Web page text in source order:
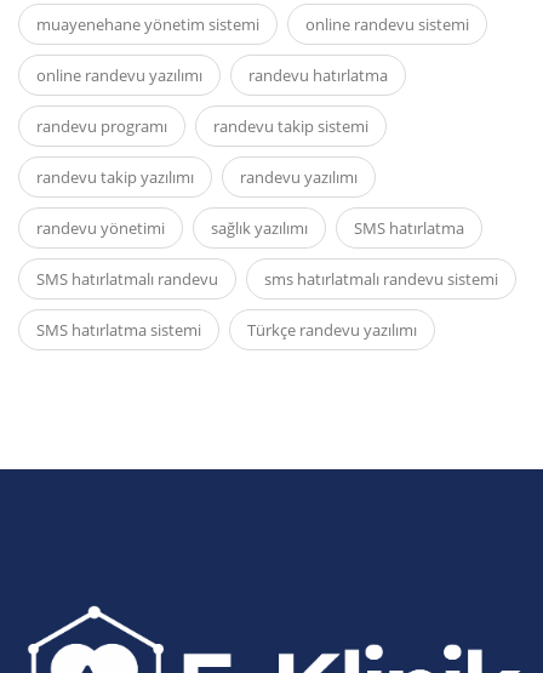
muayenehane yönetim sistemi online randevu sistemi
online randevu yazılımı randevu hatırlatma
randevu programı randevu takip sistemi
randevu takip yazılımı randevu yazılımı
randevu yönetimi sağlık yazılımı SMS hatırlatma
SMS hatırlatmalı randevu sms hatırlatmalı randevu sistemi
SMS hatırlatma sistemi Türkçe randevu yazılımı